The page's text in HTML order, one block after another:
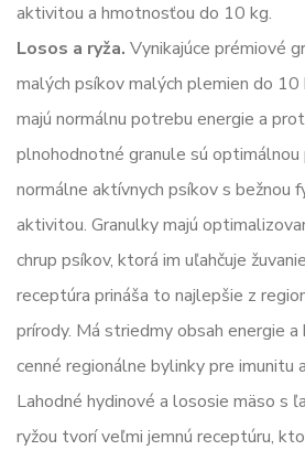
aktivitou a hmotnosťou do 10 kg.
Losos a ryža. Vynikajúce prémiové
malých psíkov malých plemien do
majú normálnu potrebu energie a
plnohodnotné granule sú optimálnou
normálne aktívnych psíkov s bežnou
aktivitou. Granulky majú
chrup psíkov, ktorá im uľahčuje
receptúra prináša to najlepšie z
prírody. Má striedmy obsah energie a
cenné regionálne bylinky pre imunitu
Lahodné hydinové a lososie mäso s
ryžou tvorí veľmi jemnú receptúru,